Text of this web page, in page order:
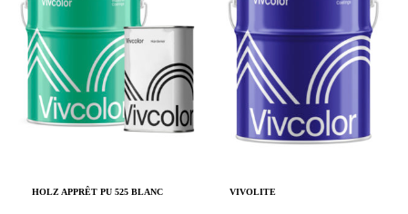
HOLZ APPRÊT PU 525 BLANC VIVOLITE